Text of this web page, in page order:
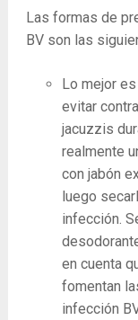
Las formas de
BV son las
Lo mejor
evitar
jacuzzis
realmente
con jabón
luego
infección.
en cuenta
fomentan
infección